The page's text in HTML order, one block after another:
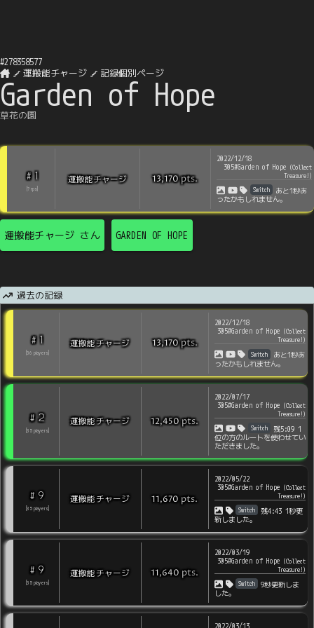
#278358577
運搬能チャージ
記録個別ページ
Garden of Hope
草花の園
# 1
? rps]
運搬能チャージ 13,170pts.
2022/12/18
305#Garden of Hope (Collect
Treasure!)
Switch
あと1秒あ
ったかもしれません。
運搬能チャージ さん GARDEN OF HOPE
過去の記録
# 1
36 players
運搬能チャージ 13,170pts.
2022/12/18
305#Garden of Hope (Collect
Treasure!)
Switch
あと1秒あ
ったかもしれません。
# 2
35 players
運搬能チャージ 12,450pts.
2022/07/17
305#Garden of Hope (Collect
Treasure!)
Switch
残5:09 1
位の方のルートを使わせてい
ただきました。
# 9
35 players
運搬能チャージ 11,670 pts.
2022/05/22
305#Garden of Hope (Collect
Treasure!)
Switch
残4:43 1秒更
新しました。
# 9
35 players
運搬能チャージ 11,640 pts.
2022/03/19
305#Garden of Hope (Collect
Treasure!)
Switch
9秒更新しま
した。
2022/03/13